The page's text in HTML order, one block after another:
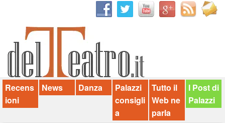
News
Palazzi consiglia
Video
Chi siamo
Recens
ioni
News Danza
Palazzi
consigli
a
Tutto il
Web ne
parla
I Post di
Palazzi